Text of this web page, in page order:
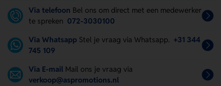
Via telefoon Bel ons om direct met een medewerker
te spreken 072-3030100
Via Whatsapp Stel je vraag via Whatsapp. +31 344
745 109
Via E-mail Mail ons je vraag via
verkoop@aspromotions.nl